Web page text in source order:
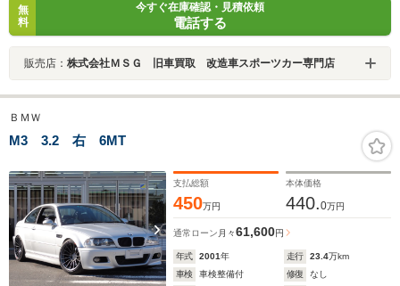
無
料
今すぐ在庫確認・見積依頼
電話する
販売店： 株式会社ＭＳＧ 旧車買取 改造車スポーツカー専門店
ＢＭＷ
M3 3.2 右 6MT
支払総額
450万円
本体価格
440.0万円
通常ローン 月々61,600円
年式 2001年 走行 23.4万km
車検
車検整備付 修復
なし